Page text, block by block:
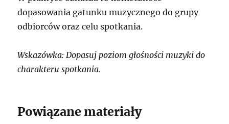
dopasowania gatunku muzycznego do grupy
odbiorców oraz celu spotkania.
Wskazówka: Dopasuj poziom głośności muzyki do
charakteru spotkania.
Powiązane materiały